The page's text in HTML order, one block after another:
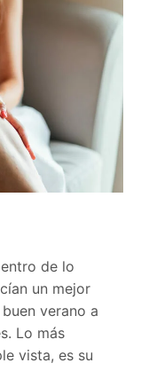
de lo
un mejor
verano a
Lo más
vista, es su